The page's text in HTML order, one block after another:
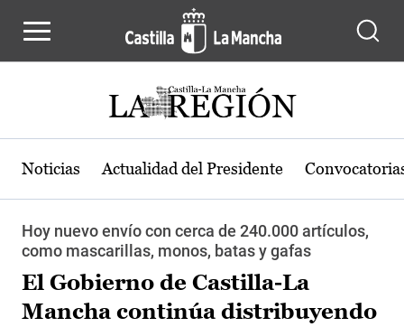
Noticias Actualidad del Presidente
Hoy nuevo envío con cerca de 240.000 artículos,
como mascarillas, monos, batas y gafas
El Gobierno de Castilla-La
Mancha continúa distribuyendo